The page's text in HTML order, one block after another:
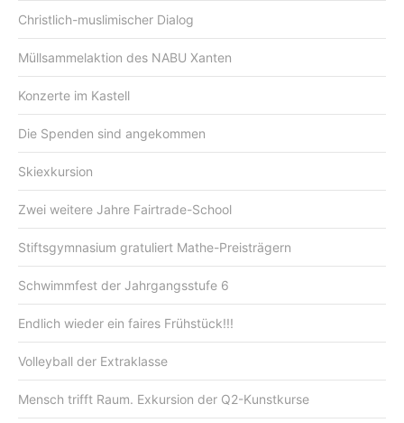
Christlich-muslimischer Dialog
Müllsammelaktion des NABU Xanten
Konzerte im Kastell
Die Spenden sind angekommen
Skiexkursion
Zwei weitere Jahre Fairtrade-School
Stiftsgymnasium gratuliert Mathe-Preisträgern
Schwimmfest der Jahrgangsstufe 6
Endlich wieder ein faires Frühstück!!!
Volleyball der Extraklasse
Mensch trifft Raum. Exkursion der Q2-Kunstkurse